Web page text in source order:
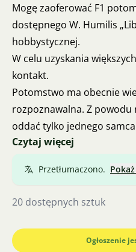
Mogę zaoferować F1
dostępnego W. Humilis
hobbystycznej.
W celu uzyskania
kontakt.
Potomstwo ma obecnie
rozpoznawalna. Z
oddać tylko jednego
Tylko odbiór po
Czasami podróżuję trasą
Nie ma możliwości zwrotu
Zdjęcia podlegają prawu
własności intelektualnej, a
Czytaj więcej
Przetłumaczono.
20 dostępnych sztuk
Ogłoszenie